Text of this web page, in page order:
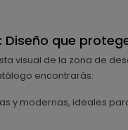
Diseño que
visual de la zona de
encontrarás:
y modernas, ideales